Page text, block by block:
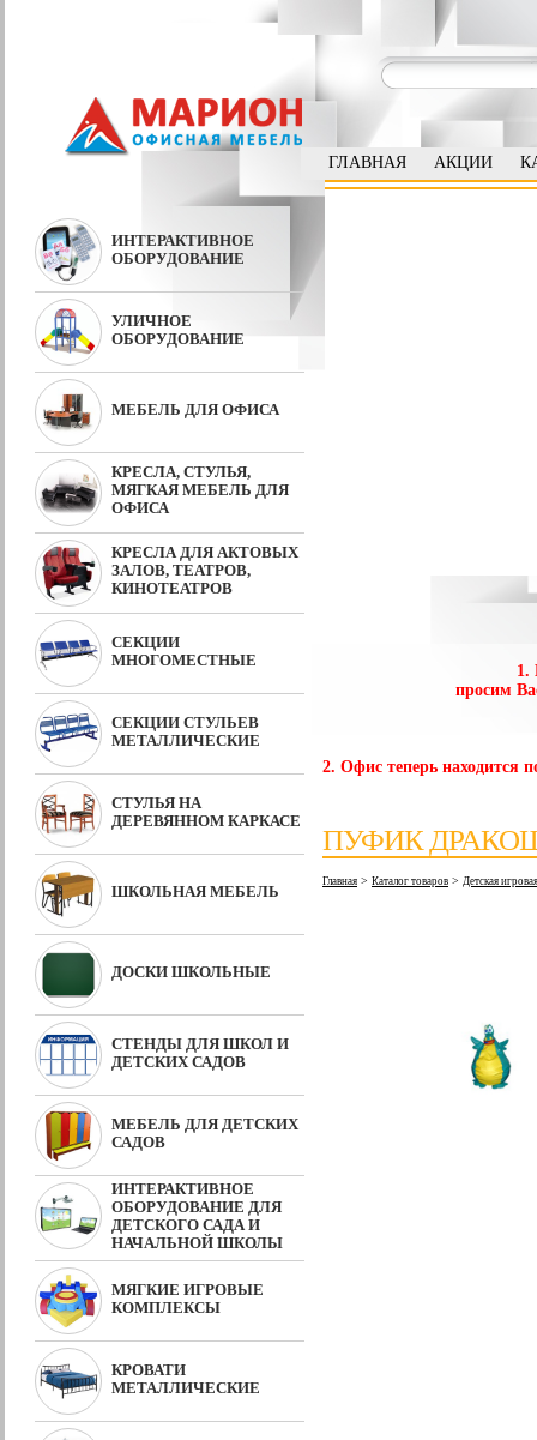
ГЛАВНАЯ АКЦИИ
ИНТЕРАКТИВНОЕ
ОБОРУДОВАНИЕ
УЛИЧНОЕ
ОБОРУДОВАНИЕ
МЕБЕЛЬ ДЛЯ ОФИСА
КРЕСЛА, СТУЛЬЯ,
МЯГКАЯ МЕБЕЛЬ ДЛЯ
ОФИСА
КРЕСЛА ДЛЯ АКТОВЫХ
ЗАЛОВ, ТЕАТРОВ,
КИНОТЕАТРОВ
СЕКЦИИ
МНОГОМЕСТНЫЕ
СЕКЦИИ СТУЛЬЕВ
МЕТАЛЛИЧЕСКИЕ
СТУЛЬЯ НА
ДЕРЕВЯННОМ КАРКАСЕ
ШКОЛЬНАЯ МЕБЕЛЬ
ДОСКИ ШКОЛЬНЫЕ
СТЕНДЫ ДЛЯ ШКОЛ И
ДЕТСКИХ САДОВ
МЕБЕЛЬ ДЛЯ ДЕТСКИХ
САДОВ
ИНТЕРАКТИВНОЕ
ОБОРУДОВАНИЕ ДЛЯ
ДЕТСКОГО САДА И
НАЧАЛЬНОЙ ШКОЛЫ
МЯГКИЕ ИГРОВЫЕ
КОМПЛЕКСЫ
КРОВАТИ
МЕТАЛЛИЧЕСКИЕ
1.
просим
2. Офис теперь находится
ПУФИК
Главная > Каталог товаров > Детская